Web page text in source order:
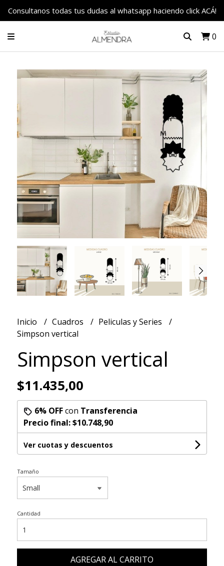
Consultanos todas tus dudas al whatsapp haciendo click ACÁ!
0
Inicio Cuadros
Peliculas y Series
Simpson vertical
Simpson vertical
$11.435,00
6% OFFcon Transferencia
Precio final:$10.748,90
Ver cuotas y descuentos
Tamaño
Cantidad
AGREGAR AL CARRITO